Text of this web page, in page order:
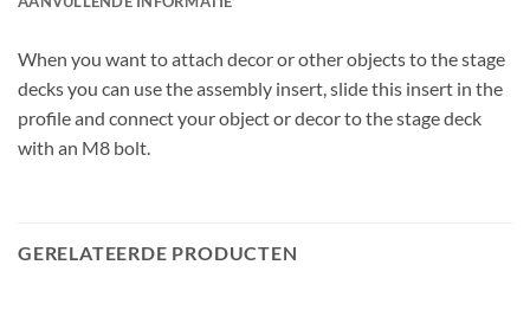
When you want to attach decor or other objects to the stage
decks you can use the assembly insert, slide this insert in the
profile and connect your object or decor to the stage deck
with an M8 bolt.
GERELATEERDE PRODUCTEN